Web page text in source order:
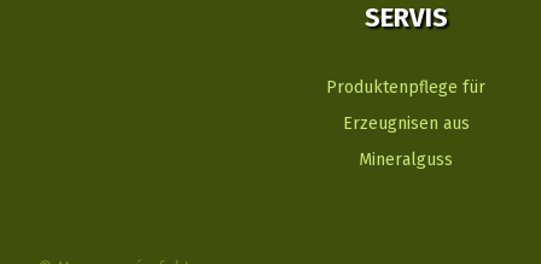
SERVIS
Produktenpflege für
Erzeugnisen aus
Mineralguss